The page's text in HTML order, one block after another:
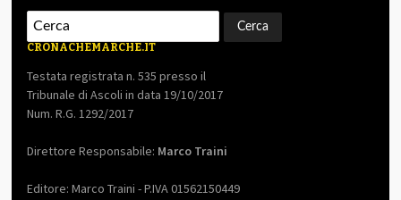
CRONACHEMARCHE.IT
Testata registrata n. 535 presso il
Tribunale di Ascoli in data 19/10/2017
Num. R.G. 1292/2017
Direttore Responsabile: Marco Traini
Editore: Marco Traini - P.IVA 01562150449